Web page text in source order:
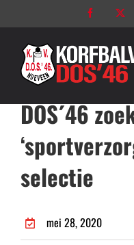
naar
Facebook
DOS´46
selectie
mei 28, 2020